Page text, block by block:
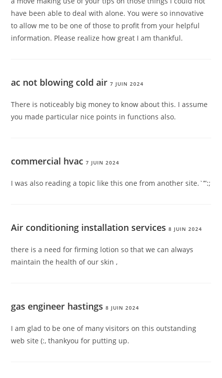
have been able to deal with alone. You were so innovative
to allow me to be one of those to profit from your helpful
information. Please realize how great I am thankful.
ac not blowing cold air 7 JUIN 2024
There is noticeably big money to know about this. I assume
you made particular nice points in functions also.
commercial hvac 7 JUIN 2024
I was also reading a topic like this one from another site.`’”:;
Air conditioning installation services 8 JUIN 2024
there is a need for firming lotion so that we can always
maintain the health of our skin ,
gas engineer hastings 8 JUIN 2024
I am glad to be one of many visitors on this outstanding
web site (:, thankyou for putting up.